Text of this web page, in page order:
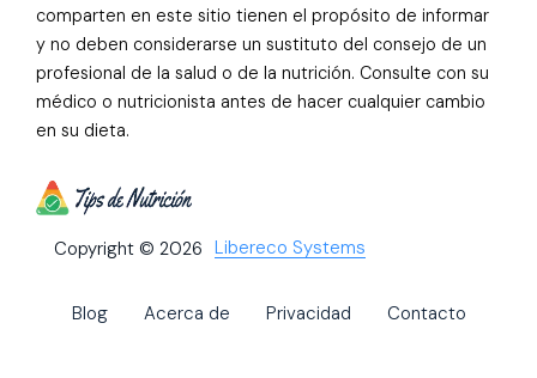
comparten en este sitio tienen el propósito de informar
y no deben considerarse un sustituto del consejo de un
profesional de la salud o de la nutrición. Consulte con su
médico o nutricionista antes de hacer cualquier cambio
en su dieta.
Copyright © 2026 Libereco Systems
Blog Acerca de Privacidad Contacto